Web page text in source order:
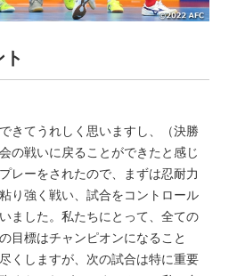
きてうれしく思いますし、（決勝
の戦いに戻ることができたと感じ
レーをされたので、まずは忍耐力
り強く戦い、試合をコントロール
ました。私たちにとって、全ての
目標はチャンピオンになること
くしますが、次の試合は特に重要